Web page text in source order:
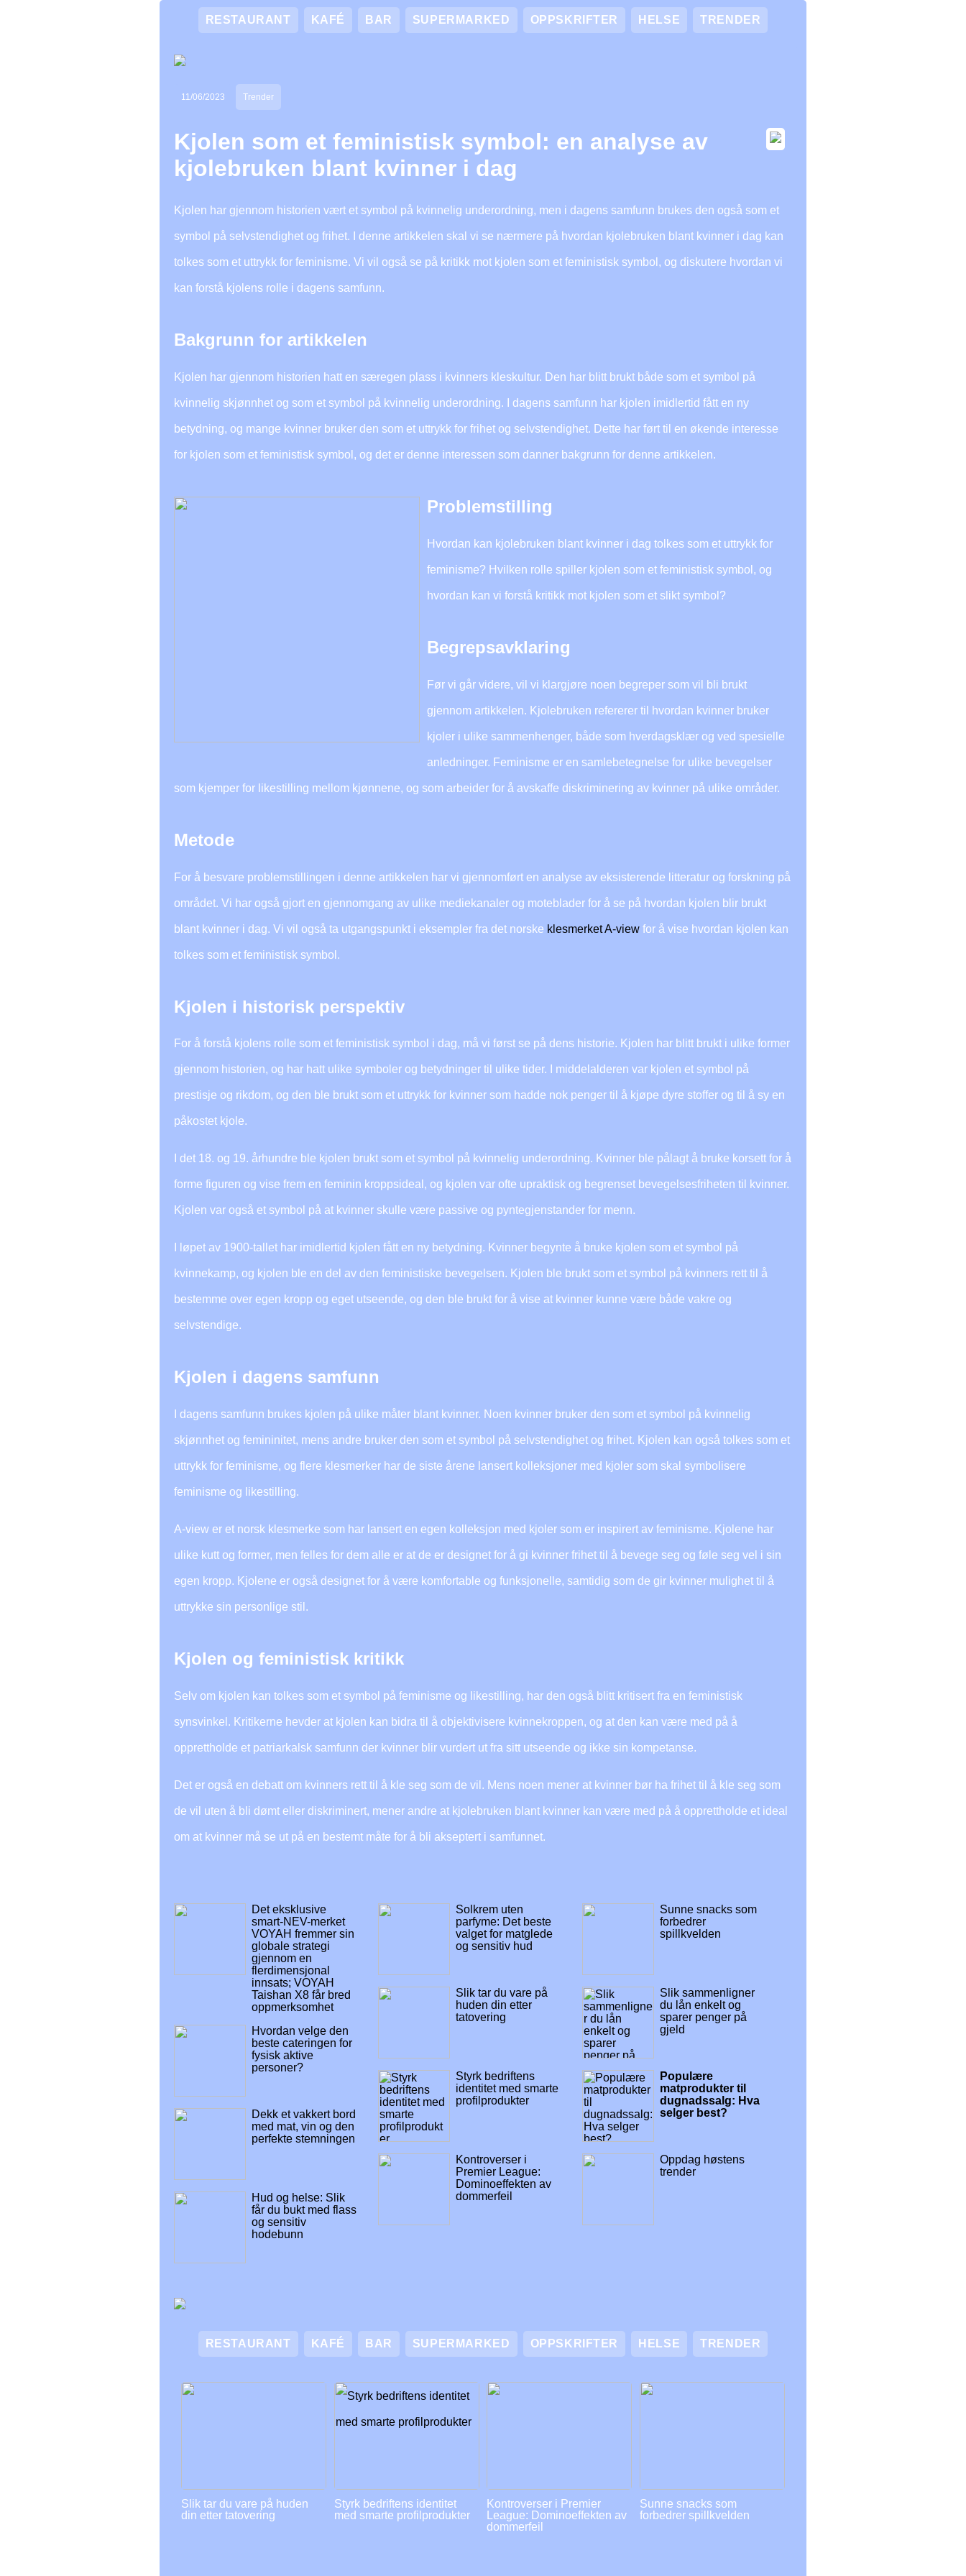
RESTAURANT KAFÉ BAR SUPERMARKED OPPSKRIFTER HELSE TRENDER
11/06/2023 Trender
Kjolen som et feministisk symbol: en analyse av
kjolebruken blant kvinner i dag
Kjolen har gjennom historien vært et symbol på kvinnelig underordning, men i dagens samfunn brukes den også som et
symbol på selvstendighet og frihet. I denne artikkelen skal vi se nærmere på hvordan kjolebruken blant kvinner i dag kan
tolkes som et uttrykk for feminisme. Vi vil også se på kritikk mot kjolen som et feministisk symbol, og diskutere hvordan vi
kan forstå kjolens rolle i dagens samfunn.
Bakgrunn for artikkelen
Kjolen har gjennom historien hatt en særegen plass i kvinners kleskultur. Den har blitt brukt både som et symbol på
kvinnelig skjønnhet og som et symbol på kvinnelig underordning. I dagens samfunn har kjolen imidlertid fått en ny
betydning, og mange kvinner bruker den som et uttrykk for frihet og selvstendighet. Dette har ført til en økende interesse
for kjolen som et feministisk symbol, og det er denne interessen som danner bakgrunn for denne artikkelen.
Problemstilling
Hvordan kan kjolebruken blant kvinner i dag tolkes som et uttrykk for
feminisme? Hvilken rolle spiller kjolen som et feministisk symbol, og
hvordan kan vi forstå kritikk mot kjolen som et slikt symbol?
Begrepsavklaring
Før vi går videre, vil vi klargjøre noen begreper som vil bli brukt
gjennom artikkelen. Kjolebruken refererer til hvordan kvinner bruker
kjoler i ulike sammenhenger, både som hverdagsklær og ved spesielle
anledninger. Feminisme er en samlebetegnelse for ulike bevegelser
som kjemper for likestilling mellom kjønnene, og som arbeider for å avskaffe diskriminering av kvinner på ulike områder.
Metode
For å besvare problemstillingen i denne artikkelen har vi gjennomført en analyse av eksisterende litteratur og forskning på
området. Vi har også gjort en gjennomgang av ulike mediekanaler og moteblader for å se på hvordan kjolen blir brukt
blant kvinner i dag. Vi vil også ta utgangspunkt i eksempler fra det norske klesmerket A-view for å vise hvordan kjolen kan
tolkes som et feministisk symbol.
Kjolen i historisk perspektiv
For å forstå kjolens rolle som et feministisk symbol i dag, må vi først se på dens historie. Kjolen har blitt brukt i ulike former
gjennom historien, og har hatt ulike symboler og betydninger til ulike tider. I middelalderen var kjolen et symbol på
prestisje og rikdom, og den ble brukt som et uttrykk for kvinner som hadde nok penger til å kjøpe dyre stoffer og til å sy en
påkostet kjole.
I det 18. og 19. århundre ble kjolen brukt som et symbol på kvinnelig underordning. Kvinner ble pålagt å bruke korsett for å
forme figuren og vise frem en feminin kroppsideal, og kjolen var ofte upraktisk og begrenset bevegelsesfriheten til kvinner.
Kjolen var også et symbol på at kvinner skulle være passive og pyntegjenstander for menn.
I løpet av 1900-tallet har imidlertid kjolen fått en ny betydning. Kvinner begynte å bruke kjolen som et symbol på
kvinnekamp, og kjolen ble en del av den feministiske bevegelsen. Kjolen ble brukt som et symbol på kvinners rett til å
bestemme over egen kropp og eget utseende, og den ble brukt for å vise at kvinner kunne være både vakre og
selvstendige.
Kjolen i dagens samfunn
I dagens samfunn brukes kjolen på ulike måter blant kvinner. Noen kvinner bruker den som et symbol på kvinnelig
skjønnhet og femininitet, mens andre bruker den som et symbol på selvstendighet og frihet. Kjolen kan også tolkes som et
uttrykk for feminisme, og flere klesmerker har de siste årene lansert kolleksjoner med kjoler som skal symbolisere
feminisme og likestilling.
A-view er et norsk klesmerke som har lansert en egen kolleksjon med kjoler som er inspirert av feminisme. Kjolene har
ulike kutt og former, men felles for dem alle er at de er designet for å gi kvinner frihet til å bevege seg og føle seg vel i sin
egen kropp. Kjolene er også designet for å være komfortable og funksjonelle, samtidig som de gir kvinner mulighet til å
uttrykke sin personlige stil.
Kjolen og feministisk kritikk
Selv om kjolen kan tolkes som et symbol på feminisme og likestilling, har den også blitt kritisert fra en feministisk
synsvinkel. Kritikerne hevder at kjolen kan bidra til å objektivisere kvinnekroppen, og at den kan være med på å
opprettholde et patriarkalsk samfunn der kvinner blir vurdert ut fra sitt utseende og ikke sin kompetanse.
Det er også en debatt om kvinners rett til å kle seg som de vil. Mens noen mener at kvinner bør ha frihet til å kle seg som
de vil uten å bli dømt eller diskriminert, mener andre at kjolebruken blant kvinner kan være med på å opprettholde et ideal
om at kvinner må se ut på en bestemt måte for å bli akseptert i samfunnet.
Det eksklusive
smart-NEV-merket
VOYAH fremmer sin
globale strategi
gjennom en
flerdimensjonal
innsats; VOYAH
Taishan X8 får bred
oppmerksomhet
Hvordan velge den
beste cateringen for
fysisk aktive
personer?
Dekk et vakkert bord
med mat, vin og den
perfekte stemningen
Hud og helse: Slik
får du bukt med flass
og sensitiv
hodebunn
Solkrem uten
parfyme: Det beste
valget for matglede
og sensitiv hud
Slik tar du vare på
huden din etter
tatovering
Styrk bedriftens
identitet med smarte
profilprodukter
Kontroverser i
Premier League:
Dominoeffekten av
dommerfeil
Sunne snacks som
forbedrer
spillkvelden
Slik sammenligner
du lån enkelt og
sparer penger på
gjeld
Populære
matprodukter til
dugnadssalg: Hva
selger best?
Oppdag høstens
trender
RESTAURANT KAFÉ BAR SUPERMARKED OPPSKRIFTER HELSE TRENDER
Slik tar du vare på huden
din etter tatovering
Styrk bedriftens identitet
med smarte profilprodukter
Kontroverser i Premier
League: Dominoeffekten av
dommerfeil
Sunne snacks som
forbedrer spillkvelden